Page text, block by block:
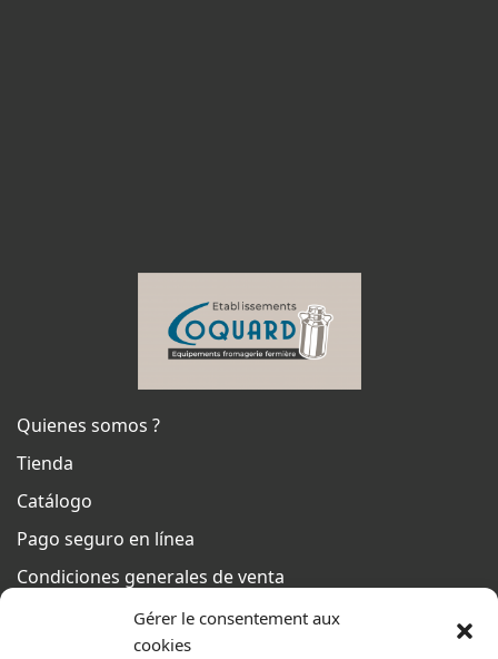
Gérer le consentement aux
cookies
Quienes somos ?
Tienda
Catálogo
Pago seguro en línea
Condiciones generales de venta
Del lunes al jueves
De 8h a 12h30 y de 13h30 a 17h20